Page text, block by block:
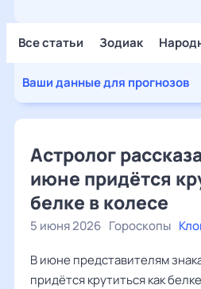
Все статьи Зодиак
Ваши данные для прогнозов
Астролог
июне придётся
белке в колесе
5 июня 2026 Гороскопы
В июне представителям
придётся крутиться как